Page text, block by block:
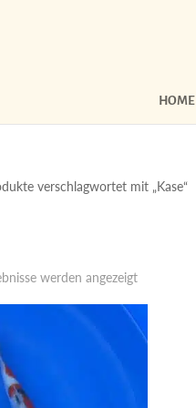
HOME
verschlagwortet mit „Kase“
werden angezeigtNach